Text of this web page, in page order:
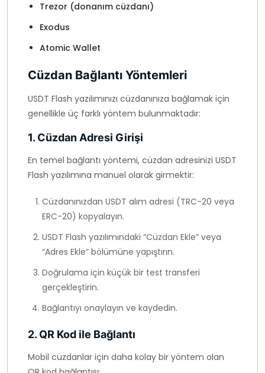
Trezor (donanım cüzdanı)
Exodus
Atomic Wallet
Cüzdan Bağlantı Yöntemleri
USDT Flash yazılımınızı cüzdanınıza bağlamak için
genellikle üç farklı yöntem bulunmaktadır:
1. Cüzdan Adresi Girişi
En temel bağlantı yöntemi, cüzdan adresinizi USDT
Flash yazılımına manuel olarak girmektir:
Cüzdanınızdan USDT alım adresi (TRC-20 veya
ERC-20) kopyalayın.
USDT Flash yazılımındaki “Cüzdan Ekle” veya
“Adres Ekle” bölümüne yapıştırın.
Doğrulama için küçük bir test transferi
gerçekleştirin.
Bağlantıyı onaylayın ve kaydedin.
2. QR Kod ile Bağlantı
Mobil cüzdanlar için daha kolay bir yöntem olan